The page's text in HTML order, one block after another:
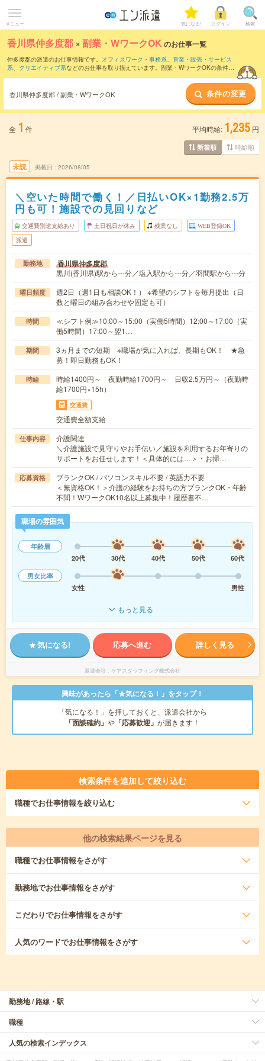
メニュー 気になる! ログイン 検索
香川県仲多度郡 ×副業・WワークOK のお仕事一覧
仲多度郡の派遣のお仕事情報です。 オフィスワーク・事務系、 営業・販売・サービス
系、 クリエイティブ系などのお仕事を取り揃えています。副業・WワークOKの条件の
香川県仲多度郡 / 副業・WワークOK 条件の変更
全 1 件 平均時給: 1,235 円
新着順 時給順
未読 掲載日 2026/08/05
＼空いた時間で働く！／日払いOK×1勤務2.5万
円も可！施設での見回りなど
交通費別途支給あり 土日祝日が休み 残業なし WEB登録OK
派遣
勤務地 香川県仲多度郡
黒川(香川県)駅から---分／塩入駅から---分／羽間駅から---分
曜日頻度
週2日（週1日も相談OK！） ※希望のシフトを毎月提出（日
数と曜日の組み合わせや固定も可）
時間
≪シフト例≫10:00～15:00（実働5時間）12:00～17:00（実
働5時間）17:00～翌1…
期間
3ヵ月までの短期 ※職場が気に入れば、長期もOK！ ★急
募！即日勤務もOK！
時給
時給1400円～ 夜勤時給1700円～ 日収2.5万円～（夜勤時
給1700円×15h）
交通費
交通費全額支給
仕事内容
介護関連
＼介護施設で見守りやお手伝い／施設を利用するお年寄りの
サポートをお任せします！＜具体的には…＞・お掃…
応募資格
ブランクOK / パソコンスキル不要 / 英語力不要
＜無資格OK！＞介護の経験をお持ちの方ブランクOK・年齢
不問！WワークOK10名以上募集中！履歴書不…
職場の雰囲気
年齢層
20代
30代 40代 50代
60代
男女比率
女性
男性
もっと見る
気になる! 応募へ進む 詳しく見る
派遣会社 ケアスタッフィング株式会社
興味があったら「★気になる！」をタップ！
「気になる！」を押しておくと、派遣会社から
「面談確約」 や 「応募歓迎」 が届きます！
検索条件を追加して絞り込む
職種でお仕事情報を絞り込む
他の検索結果ページを見る
職種でお仕事情報をさがす
勤務地でお仕事情報をさがす
こだわりでお仕事情報をさがす
人気のワードでお仕事情報をさがす
勤務地 / 路線・駅
職種
人気の検索インデックス